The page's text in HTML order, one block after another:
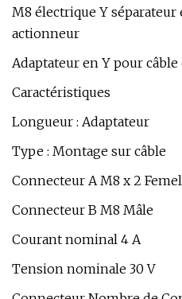
M8 électrique Y séparateur
actionneur
Adaptateur en Y pour
Caractéristiques
Longueur : Adaptateur
Type : Montage sur câble
Connecteur A M8 x 2
Connecteur B M8 Mâle
Courant nominal 4 A
Tension nominale 30 V